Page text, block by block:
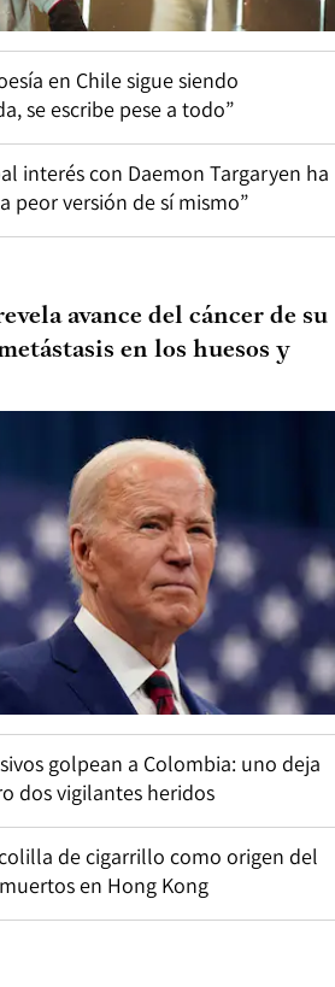
en Chile sigue siendo
se escribe pese a todo”
interés con Daemon Targaryen ha
peor versión de sí mismo”
avance del cáncer de su
en los huesos y
golpean a Colombia: uno deja
dos vigilantes heridos
de cigarrillo como origen del
en Hong Kong